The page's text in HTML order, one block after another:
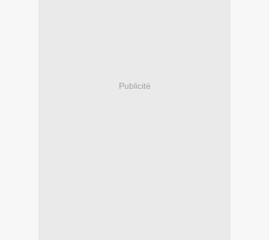
Publicité